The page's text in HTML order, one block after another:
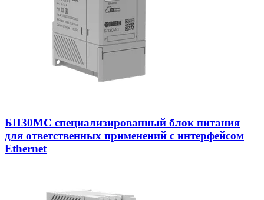
БП30МС специализированный блок питания
для ответственных применений с интерфейсом
Ethernet